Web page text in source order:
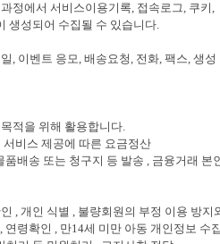
정에서 서비스이용기록, 접속로그, 쿠키,
생성되어 수집될 수 있습니다.
, 이벤트 응모, 배송요청, 전화, 팩스, 생성
적을 위해 활용합니다.
비스 제공에 따른 요금정산
품배송 또는 청구지 등 발송 , 금융거래 본
, 개인 식별 , 불량회원의 부정 이용 방지
연령확인 , 만14세 미만 아동 개인정보 수